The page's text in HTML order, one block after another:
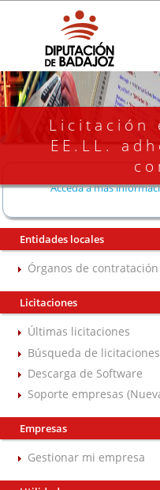
Licitación
EE.LL.
Acceda a más
Entidades locales
Órganos de contratación
Licitaciones
Últimas licitaciones
Búsqueda de licitaciones
Descarga de Software
Soporte empresas
Empresas
Gestionar mi empresa